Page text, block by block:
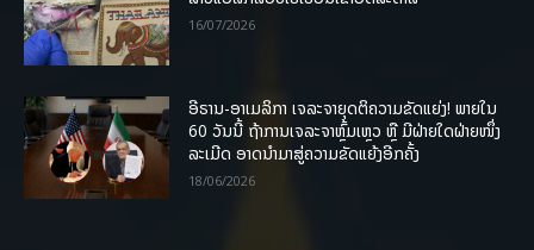
16/07/2026
ອີຣານ-ອາເມລິກາ ເຈລະຈາຍຸດຕິຄວາມຂັດແຍ່ງ! ພາຍໃນ
60 ວັນນີ້ ຖ້າການເຈລະຈາຫຼົ້ມເຫຼວ ຫຼື ມີຝ່າຍໃດຝ່າຍໜຶ່ງ
ລະເມີດ ອາດນໍາມາສູ່ຄວາມຂັດແຍ້ງອີກຄັ້ງ
18/06/2026